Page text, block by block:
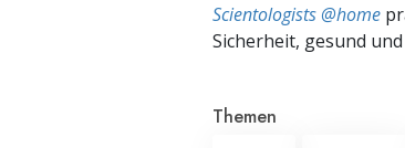
Scientologists @home
Sicherheit, gesund
Themen